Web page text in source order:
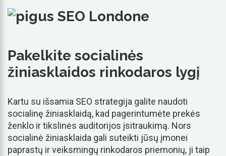
Pakelkite socialinės
žiniasklaidos rinkodaros lygį
Kartu su išsamia SEO strategija galite naudoti
socialinę žiniasklaidą, kad pagerintumėte prekės
ženklo ir tikslinės auditorijos įsitraukimą. Nors
socialinė žiniasklaida gali suteikti jūsų įmonei
paprastų ir veiksmingų rinkodaros priemonių, ji taip